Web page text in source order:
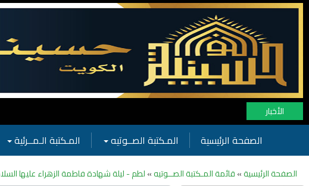
الأخبار
الصفحة الرئيسية المـكتبة الصــوتيه المـكتبة الـمــرئية
الصفحة الرئيسية»قائمة المـكتبة الصــوتيه»لطم - ليلة شهادة فاطمة الزهراء عليها السلام